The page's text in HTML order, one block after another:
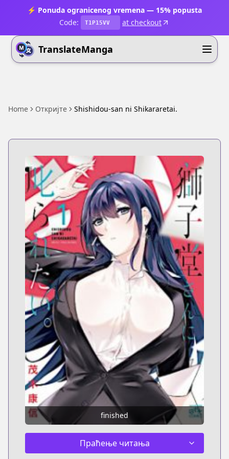
⚡ Ponuda ogranicenog vremena — 15% popusta
Code:
T1P15VV at checkout
TranslateManga
Home Откријте Shishidou-san ni Shikararetai.
finished
Праћење читања